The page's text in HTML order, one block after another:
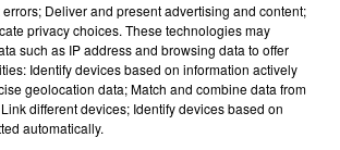
Deliver and present advertising and content;
privacy choices. These technologies may
such as IP address and browsing data to offer
Identify devices based on information actively
geolocation data; Match and combine data from
different devices; Identify devices based on
automatically.